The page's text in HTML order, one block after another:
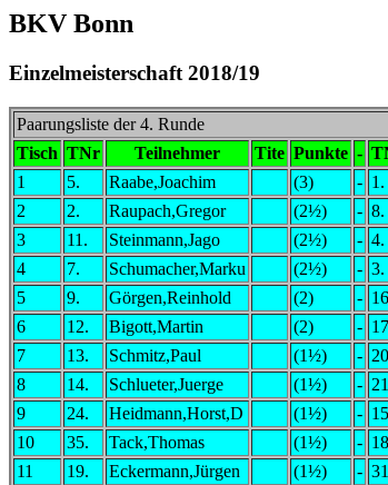
BKV Bonn
Einzelmeisterschaft 2018/19
Paarungsliste der 4. Runde
Tisch TNr Teilnehmer Tite Punkte -
1
5. Raabe,Joachim (3) - 1.
2
2. Raupach,Gregor (2½) - 8.
3
11. Steinmann,Jago (2½) - 4.
4
7. Schumacher,Marku (2½) - 3.
5
9. Görgen,Reinhold (2) -
6
12. Bigott,Martin (2) -
7
13. Schmitz,Paul (1½) -
8
14. Schlueter,Juerge (1½) -
9
24. Heidmann,Horst,D (1½) -
10
35. Tack,Thomas (1½) -
11
19. Eckermann,Jürgen (1½) -